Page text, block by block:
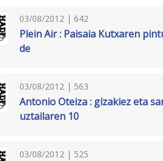
03/08/2012 | 642
Plein Air : Paisaia Kutxaren
de
03/08/2012 | 563
Antonio Oteiza : gizakiez eta
uztailaren 10
03/08/2012 | 525